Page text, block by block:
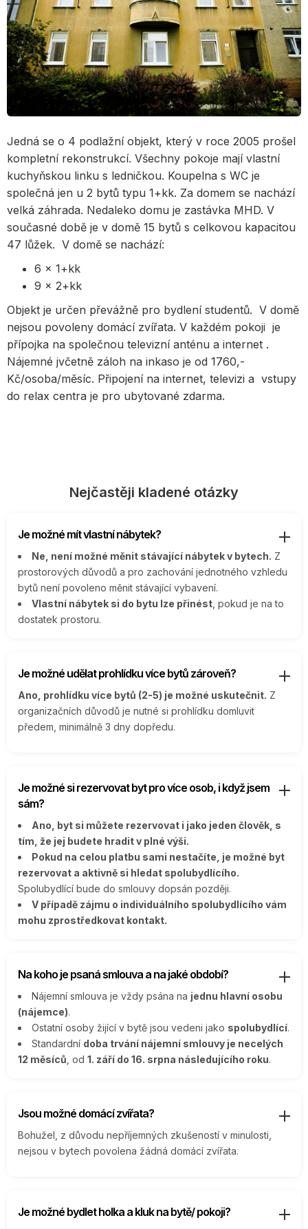
Jedná se o 4 podlažní objekt, který v roce 2005 prošel
kompletní rekonstrukcí. Všechny pokoje mají vlastní
kuchyňskou linku s ledničkou. Koupelna s WC je
společná jen u 2 bytů typu 1+kk. Za domem se nachází
velká záhrada. Nedaleko domu je zastávka MHD. V
současné době je v domě 15 bytů s celkovou kapacitou
47 lůžek. V domě se nachází:
6 x 1+kk
9 x 2+kk
Objekt je určen převážně pro bydlení studentů. V domě
nejsou povoleny domácí zvířata. V každém pokoji je
přípojka na společnou televizní anténu a internet .
Nájemné jvčetně záloh na inkaso je od 1760,-
Kč/osoba/měsíc. Připojení na internet, televizi a vstupy
do relax centra je pro ubytované zdarma.
Nejčastěji kladené otázky
Je možné mít vlastní nábytek?
Ne, není možné měnit stávající nábytek v bytech. Z
prostorových důvodů a pro zachování jednotného vzhledu
bytů není povoleno měnit stávající vybavení.
Vlastní nábytek si do bytu lze přinést , pokud je na to
dostatek prostoru.
Je možné udělat prohlídku více bytů zároveň?
Ano, prohlídku více bytů (2-5) je možné uskutečnit. Z
organizačních důvodů je nutné si prohlídku domluvit
předem, minimálně 3 dny dopředu.
Je možné si rezervovat byt pro více osob, i když jsem
sám?
Ano, byt si můžete rezervovat i jako jeden člověk, s
tím, že jej budete hradit v plné výši.
Pokud na celou platbu sami nestačíte, je možné byt
rezervovat a aktivně si hledat spolubydlícího.
Spolubydlící bude do smlouvy dopsán později.
V případě zájmu o individuálního spolubydlícího vám
mohu zprostředkovat kontakt.
Na koho je psaná smlouva a na jaké období?
Nájemní smlouva je vždy psána na jednu hlavní osobu
(nájemce).
Ostatní osoby žijící v bytě jsou vedeni jako spolubydlící.
Standardní doba trvání nájemní smlouvy je necelých
12 měsíců , od 1. září do 16. srpna následujícího roku.
Jsou možné domácí zvířata?
Bohužel, z důvodu nepříjemných zkušeností v minulosti,
nejsou v bytech povolena žádná domácí zvířata.
Je možné bydlet holka a kluk na bytě/ pokoji?